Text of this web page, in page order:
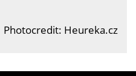
Photocredit: Heureka.cz